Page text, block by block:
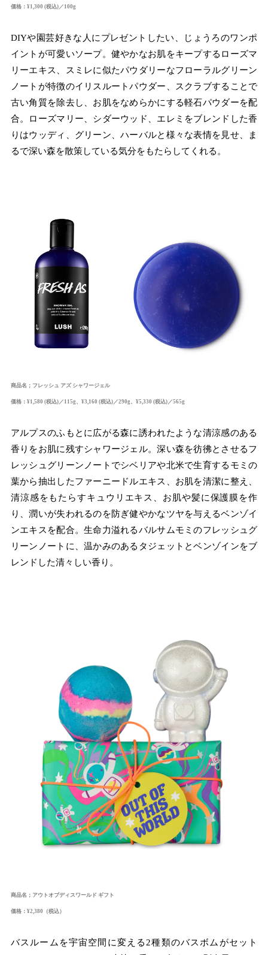
価格：¥1,300 (税込)／100g
DIYや園芸好きな人にプレゼントしたい、じょうろのワンポ
イントが可愛いソープ。健やかなお肌をキープするローズマ
リーエキス、スミレに似たパウダリーなフローラルグリーン
ノートが特徴のイリスルートパウダー、スクラブすることで
古い角質を除去し、お肌をなめらかにする軽石パウダーを配
合。ローズマリー、シダーウッド、エレミをブレンドした香
りはウッディ、グリーン、ハーバルと様々な表情を見せ、ま
るで深い森を散策している気分をもたらしてくれる。
商品名；フレッシュ アズ シャワージェル
価格：¥1,580 (税込)／115g、¥3,160 (税込)／290g、¥5,330 (税込)／565g
アルプスのふもとに広がる森に誘われたような清涼感のある
香りをお肌に残すシャワージェル。深い森を彷彿とさせるフ
レッシュグリーンノートでシベリアや北米で生育するモミの
葉から抽出したファーニードルエキス、お肌を清潔に整え、
清涼感をもたらすキュウリエキス、お肌や髪に保護膜を作
り、潤いが失われるのを防ぎ健やかなツヤを与えるベンゾイ
ンエキスを配合。生命力溢れるバルサムモミのフレッシュグ
リーンノートに、温かみのあるタジェットとベンゾインをブ
レンドした清々しい香り。
商品名；アウトオブディスワールド ギフト
価格：¥2,380（税込）
バスルームを宇宙空間に変える2種類のバスボムがセット